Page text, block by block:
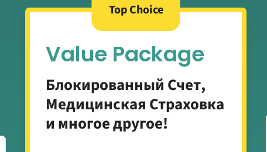
Top Choice
Value Package
Блокированный Счет,
Медицинская Страховка
и многое другое!